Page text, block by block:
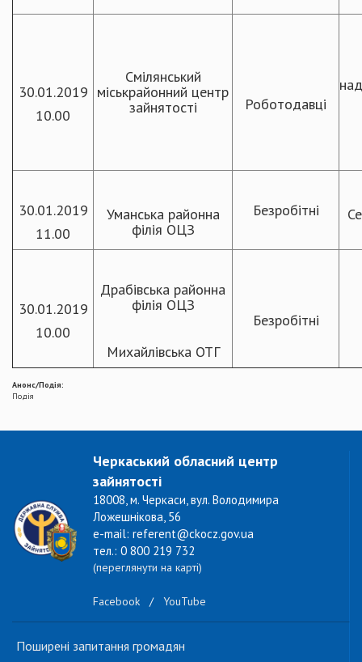
30.01.2019
10.00
Смілянський
міськрайонний центр
зайнятості
Роботодавці
30.01.2019
11.00
Уманська районна
філія ОЦЗ
Безробітні
30.01.2019
10.00
Драбівська районна
філія ОЦЗ
Михайлівська ОТГ
Безробітні
Анонс/Подія:
Подія
Черкаський обласний центр
зайнятості
18008, м. Черкаси, вул. Володимира
Ложешнікова, 56
e-mail: referent@ckocz.gov.ua
тел.: 0 800 219 732
(переглянути на карті)
Facebook / YouTube
Поширені запитання громадян